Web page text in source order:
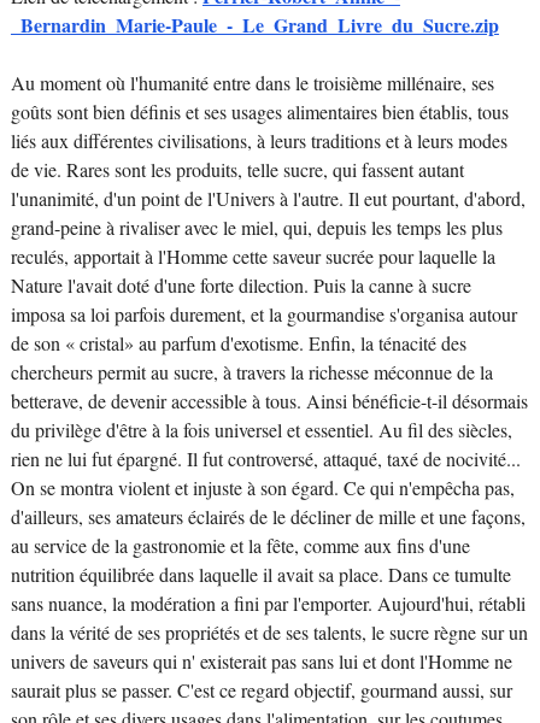
_Bernardin_Marie-Paule_-_Le_Grand_Livre_du_Sucre.zip
Au moment où l'humanité entre dans le troisième millénaire, ses
goûts sont bien définis et ses usages alimentaires bien établis, tous
liés aux différentes civilisations, à leurs traditions et à leurs modes
de vie. Rares sont les produits, telle sucre, qui fassent autant
l'unanimité, d'un point de l'Univers à l'autre. Il eut pourtant, d'abord,
grand-peine à rivaliser avec le miel, qui, depuis les temps les plus
reculés, apportait à l'Homme cette saveur sucrée pour laquelle la
Nature l'avait doté d'une forte dilection. Puis la canne à sucre
imposa sa loi parfois durement, et la gourmandise s'organisa autour
de son « cristal» au parfum d'exotisme. Enfin, la ténacité des
chercheurs permit au sucre, à travers la richesse méconnue de la
betterave, de devenir accessible à tous. Ainsi bénéficie-t-il désormais
du privilège d'être à la fois universel et essentiel. Au fil des siècles,
rien ne lui fut épargné. Il fut controversé, attaqué, taxé de nocivité...
On se montra violent et injuste à son égard. Ce qui n'empêcha pas,
d'ailleurs, ses amateurs éclairés de le décliner de mille et une façons,
au service de la gastronomie et la fête, comme aux fins d'une
nutrition équilibrée dans laquelle il avait sa place. Dans ce tumulte
sans nuance, la modération a fini par l'emporter. Aujourd'hui, rétabli
dans la vérité de ses propriétés et de ses talents, le sucre règne sur un
univers de saveurs qui n' existerait pas sans lui et dont l'Homme ne
saurait plus se passer. C'est ce regard objectif, gourmand aussi, sur